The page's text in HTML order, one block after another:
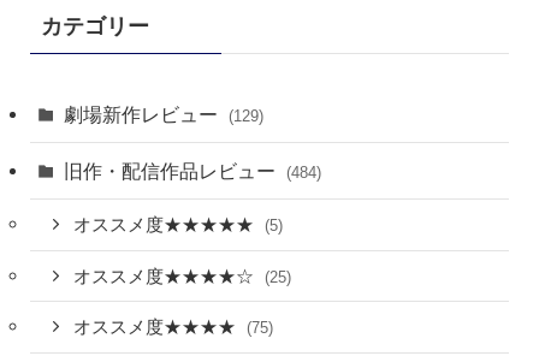
カテゴリー
劇場新作レビュー (129)
旧作・配信作品レビュー (484)
オススメ度★★★★★ (5)
オススメ度★★★★☆ (25)
オススメ度★★★★ (75)